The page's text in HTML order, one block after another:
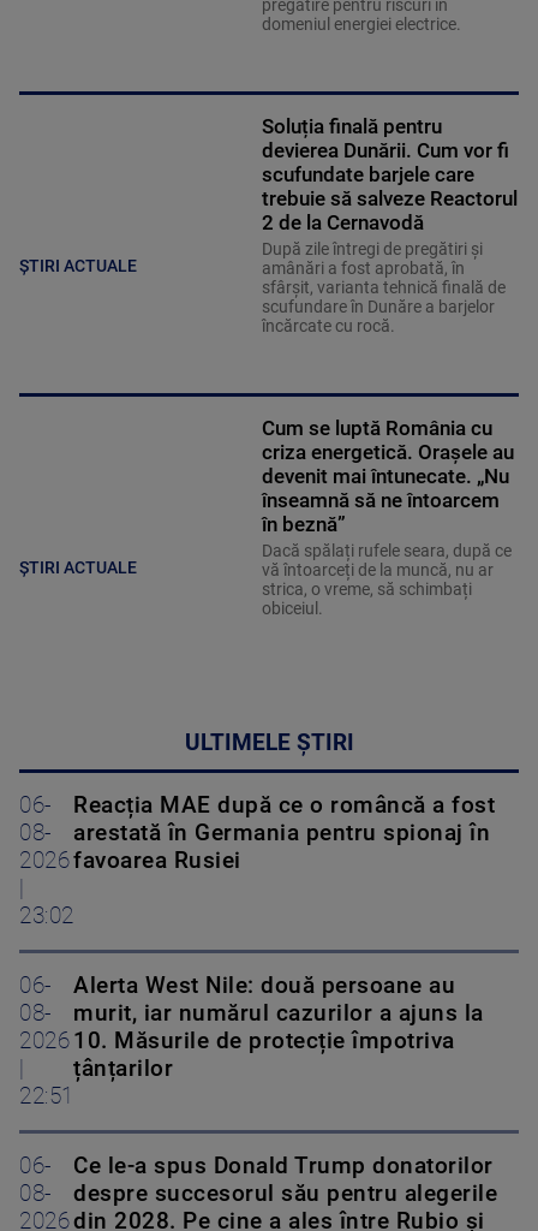
pregătire pentru riscuri în
domeniul energiei electrice.
ȘTIRI ACTUALE
Soluția finală pentru
devierea Dunării. Cum vor fi
scufundate barjele care
trebuie să salveze Reactorul
2 de la Cernavodă
După zile întregi de pregătiri și
amânări a fost aprobată, în
sfârșit, varianta tehnică finală de
scufundare în Dunăre a barjelor
încărcate cu rocă.
ȘTIRI ACTUALE
Cum se luptă România cu
criza energetică. Orașele au
devenit mai întunecate. „Nu
înseamnă să ne întoarcem
în beznă”
Dacă spălați rufele seara, după ce
vă întoarceți de la muncă, nu ar
strica, o vreme, să schimbați
obiceiul.
ULTIMELE ȘTIRI
06-
08-
2026
23:02
Reacția MAE după ce o româncă a fost
arestată în Germania pentru spionaj în
favoarea Rusiei
06-
08-
2026
22:51
Alerta West Nile: două persoane au
murit, iar numărul cazurilor a ajuns la
10. Măsurile de protecție împotriva
țânțarilor
06-
08-
2026
Ce le-a spus Donald Trump donatorilor
despre succesorul său pentru alegerile
din 2028. Pe cine a ales între Rubio și